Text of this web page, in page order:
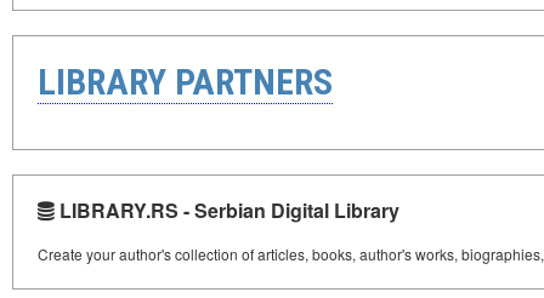
LIBRARY PARTNERS
LIBRARY.RS - Serbian Digital Library
Create your author's collection of articles, books, author's works,